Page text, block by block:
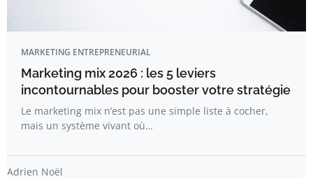
MARKETING ENTREPRENEURIAL
Marketing mix 2026 : les 5 leviers
incontournables pour booster votre stratégie
Le marketing mix n’est pas une simple liste à cocher,
mais un système vivant où…
Adrien Noël